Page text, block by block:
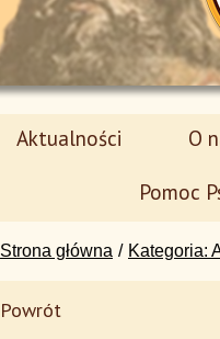
Aktualności O
Pomoc
Strona główna Kategoria:
Powrót